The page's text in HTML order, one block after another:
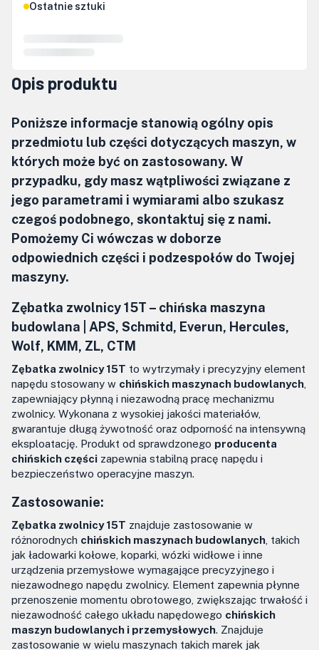
Ostatnie sztuki
Opis produktu
Poniższe informacje stanowią ogólny opis
przedmiotu lub części dotyczących maszyn, w
których może być on zastosowany. W
przypadku, gdy masz wątpliwości związane z
jego parametrami i wymiarami albo szukasz
czegoś podobnego, skontaktuj się z nami.
Pomożemy Ci wówczas w doborze
odpowiednich części i podzespołów do Twojej
maszyny.
Zębatka zwolnicy 15T – chińska maszyna
budowlana | APS, Schmitd, Everun, Hercules,
Wolf, KMM, ZL, CTM
Zębatka zwolnicy 15T to wytrzymały i precyzyjny element
napędu stosowany w chińskich maszynach budowlanych
zapewniający płynną i niezawodną pracę mechanizmu
zwolnicy. Wykonana z wysokiej jakości materiałów,
gwarantuje długą żywotność oraz odporność na intensywną
eksploatację. Produkt od sprawdzonego producenta
chińskich części zapewnia stabilną pracę napędu i
bezpieczeństwo operacyjne maszyn.
Zastosowanie:
Zębatka zwolnicy 15T znajduje zastosowanie w
różnorodnych chińskich maszynach budowlanych , takich
jak ładowarki kołowe, koparki, wózki widłowe i inne
urządzenia przemysłowe wymagające precyzyjnego i
niezawodnego napędu zwolnicy. Element zapewnia płynne
przenoszenie momentu obrotowego, zwiększając trwałość i
niezawodność całego układu napędowego chińskich
maszyn budowlanych i przemysłowych. Znajduje
zastosowanie w wielu maszynach takich marek jak